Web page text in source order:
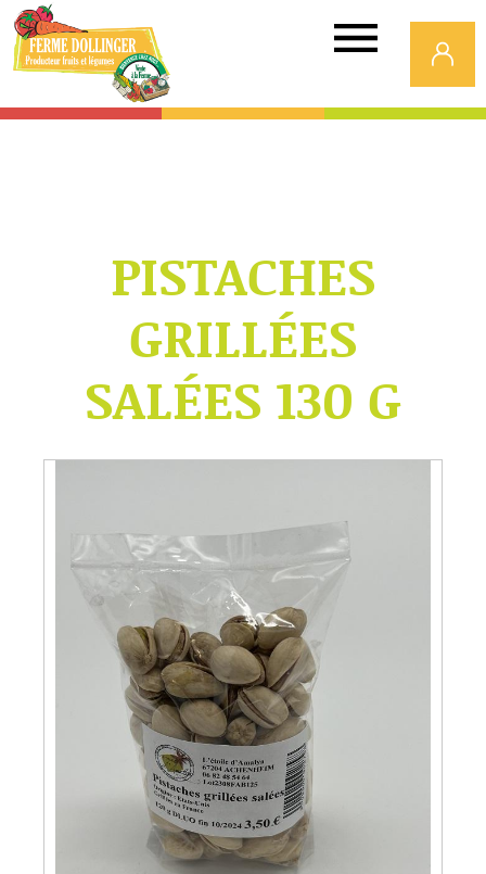
PISTACHES
GRILLÉES
SALÉES 130 G